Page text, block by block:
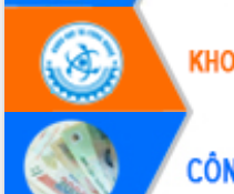
Nâng cao hiệu lực, hiệu quả HĐND
tỉnh thông qua hiện đại hóa hành chính
Xã Ea Phê gắn cải cách hành chính với
chuyển đổi số
Phó Chủ tịch Thường trực UBND tỉnh
Hồ Thị Nguyên Thảo làm việc tại Trung
tâm Phục vụ hành chính công xã Ea
Phê